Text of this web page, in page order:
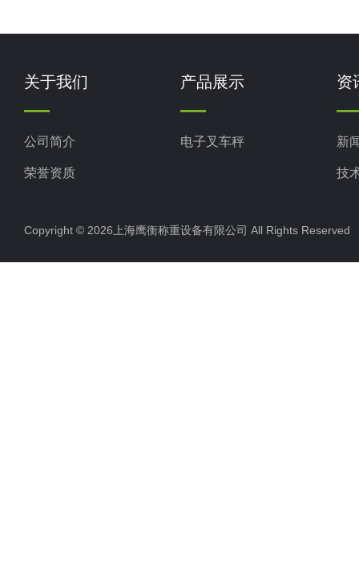
关于我们
公司简介
荣誉资质
产品展示
电子叉车秤
资
新
技
Copyright © 2026上海鹰衡称重设备有限公司 All Rights